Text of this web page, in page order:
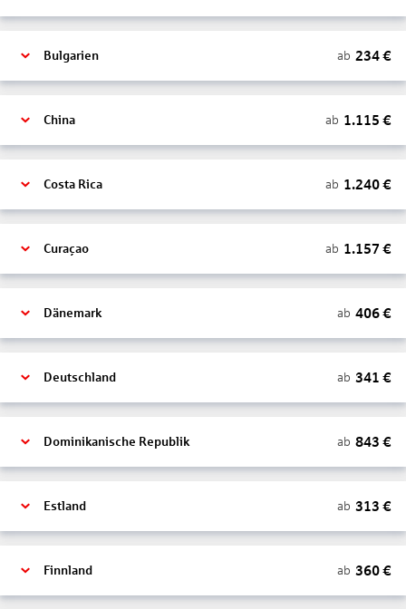
Bulgarien ab 234€
China ab 1.115 €
Costa Rica ab 1.240€
Curaçao ab 1.157 €
Dänemark ab 406€
Deutschland ab 341 €
Dominikanische Republik ab 843 €
Estland ab 313 €
Finnland ab 360€